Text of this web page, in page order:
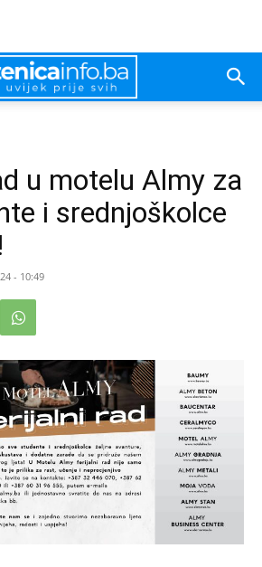
u motelu Almy za
i srednjoškolce
- 10:49